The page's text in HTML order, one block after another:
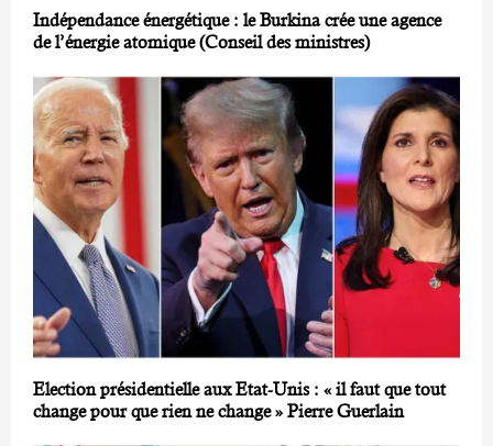
Indépendance énergétique : le Burkina crée une agence
de l’énergie atomique (Conseil des ministres)
Election présidentielle aux Etat-Unis : « il faut que tout
change pour que rien ne change » Pierre Guerlain